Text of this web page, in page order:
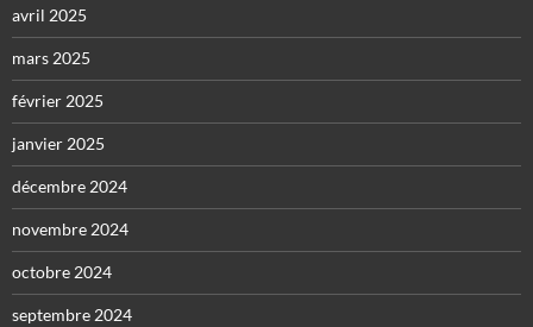
avril 2025
mars 2025
février 2025
janvier 2025
décembre 2024
novembre 2024
octobre 2024
septembre 2024